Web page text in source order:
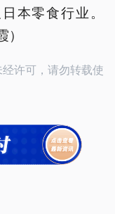
本零食行业。
许可，请勿转载使